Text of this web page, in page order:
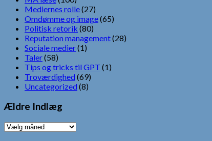
Mediernes rolle(27)
Omdømme og image(65)
Politisk retorik (80)
Reputation management(28)
Sociale medier(1)
Taler(58)
Tips og tricks til GPT (1)
Troværdighed (69)
Uncategorized (8)
Ældre Indlæg
Ældre